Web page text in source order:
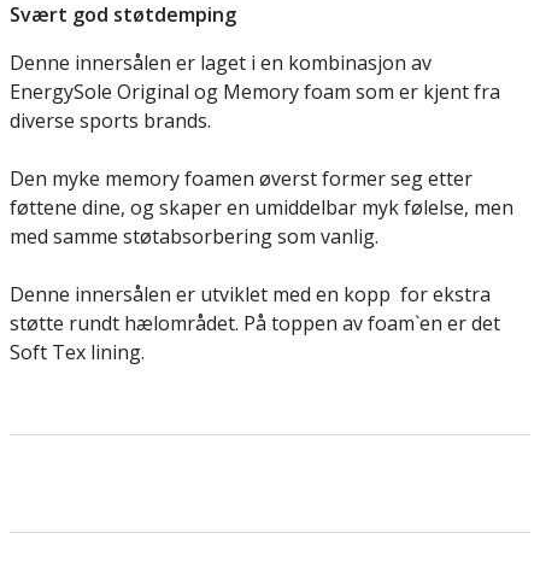
Svært god støtdemping
Denne innersålen er laget i en kombinasjon av
EnergySole Original og Memory foam som er kjent fra
diverse sports brands.
Den myke memory foamen øverst former seg etter
føttene dine, og skaper en umiddelbar myk følelse, men
med samme støtabsorbering som vanlig.
Denne innersålen er utviklet med en kopp for ekstra
støtte rundt hælområdet. På toppen av foam`en er det
Soft Tex lining.